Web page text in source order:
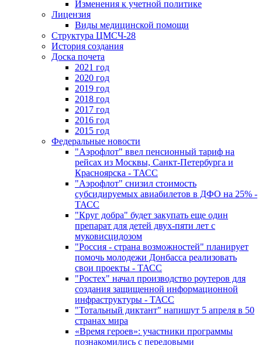
Изменения к учетной политике
Лицензия
Виды медицинской помощи
Структура ЦМСЧ-28
История создания
Доска почета
2021 год
2020 год
2019 год
2018 год
2017 год
2016 год
2015 год
Федеральные новости
"Аэрофлот" ввел пенсионный тариф на
рейсах из Москвы, Санкт-Петербурга и
Красноярска - ТАСС
"Аэрофлот" снизил стоимость
субсидируемых авиабилетов в ДФО на 25% -
ТАСС
"Круг добра" будет закупать еще один
препарат для детей двух-пяти лет с
муковисцидозом
"Россия - страна возможностей" планирует
помочь молодежи Донбасса реализовать
свои проекты - ТАСС
"Ростех" начал производство роутеров для
создания защищенной информационной
инфраструктуры - ТАСС
"Тотальный диктант" напишут 5 апреля в 50
странах мира
«Время героев»: участники программы
познакомились с передовыми